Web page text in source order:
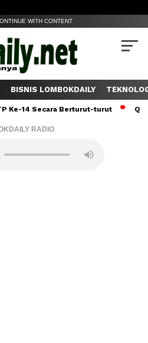
WITH CONTENT
BISNIS LOMBOKDAILY
Secara Berturut-turut Qoriah
RADIO